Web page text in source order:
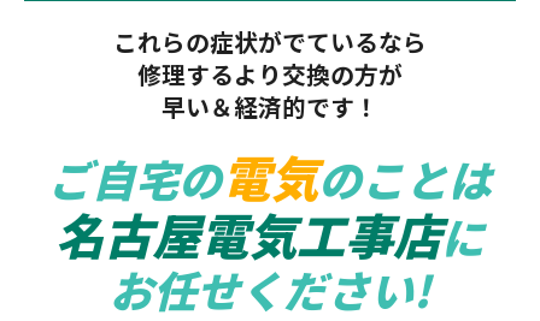
これらの症状がでているなら
修理するより交換の方が
早い＆経済的です！
ご自宅の電気のことは
名古屋電気工事店に
お任せください!